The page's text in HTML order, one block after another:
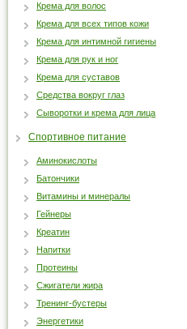
Крема для волос
Крема для всех типов кожи
Крема для интимной гигиены
Крема для рук и ног
Крема для суставов
Средства вокруг глаз
Сыворотки и крема для лица
Спортивное питание
Аминокислоты
Батончики
Витамины и минералы
Гейнеры
Креатин
Напитки
Протеины
Сжигатели жира
Тренинг-бустеры
Энергетики